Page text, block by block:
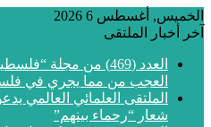
الخميس, أغسطس 6 2026
آخر أخبار الملتقى
العدد (469) من مجلة
العجب من مما يجري في
الملتقى العلمائي العالمي
شعار “رحماء بينهم”